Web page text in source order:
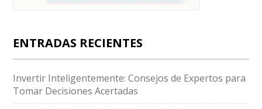
ENTRADAS RECIENTES
Invertir Inteligentemente: Consejos de Expertos para
Tomar Decisiones Acertadas